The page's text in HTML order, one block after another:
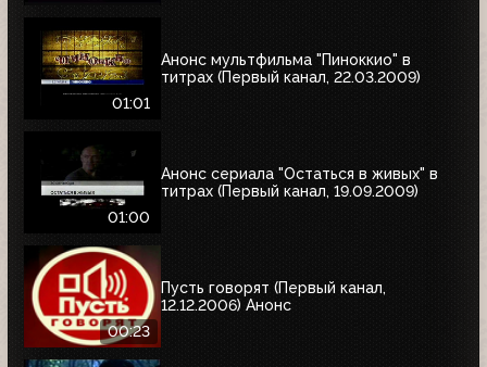
01:01
Анонс мультфильма "Пиноккио" в
титрах (Первый канал, 22.03.2009)
01:00
Анонс сериала "Остаться в живых" в
титрах (Первый канал, 19.09.2009)
00:23
Пусть говорят (Первый канал,
12.12.2006) Анонс